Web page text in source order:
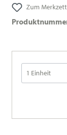
Zum